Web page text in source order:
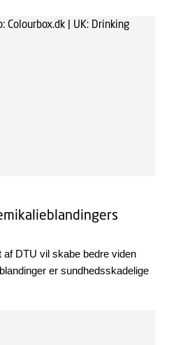
udelukkes.
DTU vil skabe bedre viden
er sundhedsskadelige